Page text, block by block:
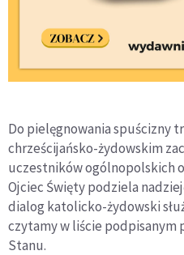
Do pielęgnowania spuścizny
chrześcijańsko-żydowskim
uczestników ogólnopolskich
Ojciec Święty podziela
dialog katolicko-żydowski
czytamy w liście podpisanym
Stanu.